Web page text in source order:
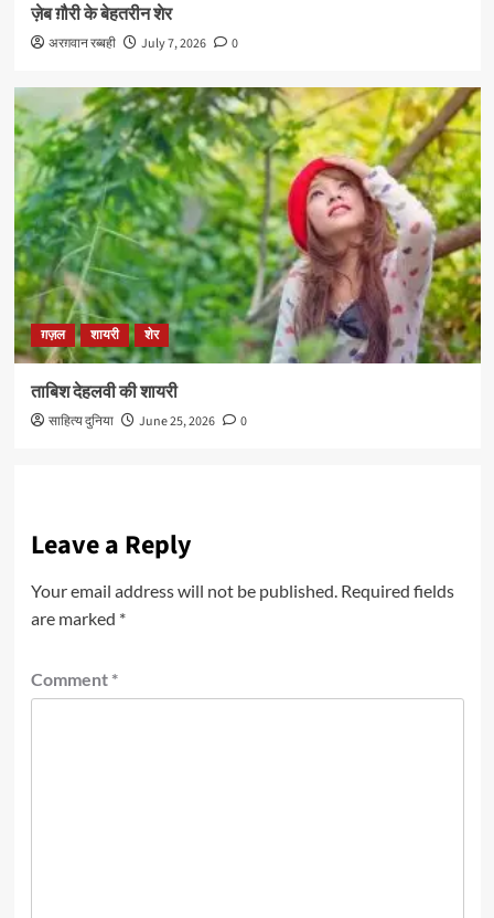
ज़ेब ग़ौरी के बेहतरीन शेर
अरग़वान रब्बही July 7, 2026 0
ग़ज़ल शायरी शेर
ताबिश देहलवी की शायरी
साहित्य दुनिया June 25, 2026 0
Leave a Reply
Your email address will not be published. Required fields
are marked *
Comment *